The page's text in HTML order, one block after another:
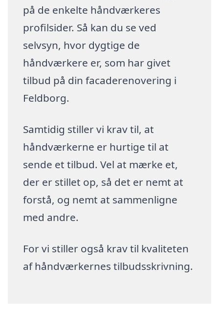
på de enkelte håndværkeres
profilsider. Så kan du se ved
selvsyn, hvor dygtige de
håndværkere er, som har givet
tilbud på din facaderenovering i
Feldborg.
Samtidig stiller vi krav til, at
håndværkerne er hurtige til at
sende et tilbud. Vel at mærke et,
der er stillet op, så det er nemt at
forstå, og nemt at sammenligne
med andre.
For vi stiller også krav til kvaliteten
af håndværkernes tilbudsskrivning.